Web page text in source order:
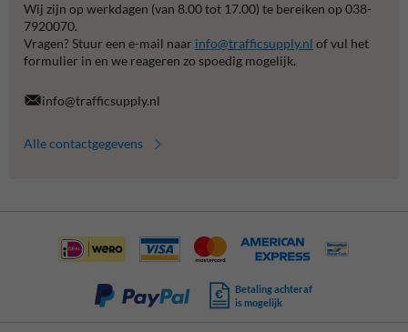
Wij zijn op werkdagen (van 8.00 tot 17.00) te bereiken op 038-
7920070.
Vragen? Stuur een e-mail naar info@trafficsupply.nl of vul het
formulier in en we reageren zo spoedig mogelijk.
info@trafficsupply.nl
Alle contactgegevens
Betaling achteraf
is mogelijk